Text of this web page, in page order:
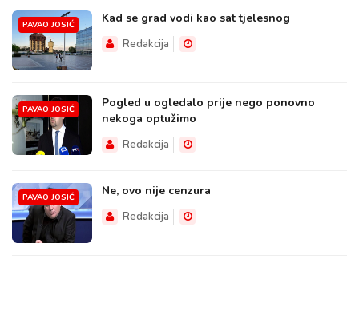
PAVAO JOSIĆ Kad se grad vodi kao sat tjelesnog
Redakcija
PAVAO JOSIĆ
Pogled u ogledalo prije nego ponovno
nekoga optužimo
Redakcija
PAVAO JOSIĆ Ne, ovo nije cenzura
Redakcija